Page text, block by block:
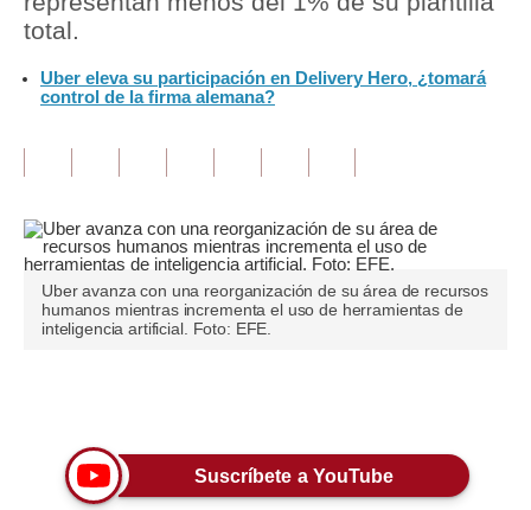
Inmobiliarias
Plus G
Blogs
Tendencias
Moda
Estilos
total.
Uber eleva su participación en Delivery Hero, ¿tomará
control de la firma alemana?
Uber avanza con una reorganización de su área de recursos
humanos mientras incrementa el uso de herramientas de
inteligencia artificial. Foto: EFE.
Suscríbete a YouTube